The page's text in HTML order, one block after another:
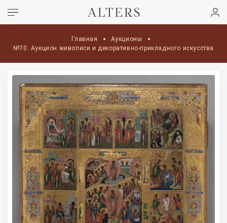
Главная
Аукционы
№70. Аукцион живописи и декоративно-прикладного искусства